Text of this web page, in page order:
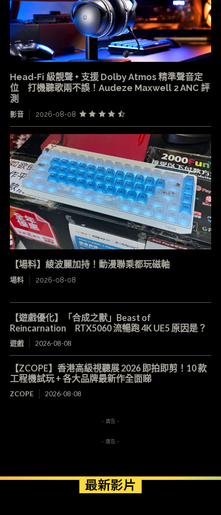
Head-Fi 級靚聲 + 支援 Dolby Atmos 精準聲音定
位 打機聽歌兩不誤！Audeze Maxwell 2 ANC 評
測
影音 2026-08-08
【場料】綾波麗加持！動漫聯乘都玩磁軸
場料 2026-08-08
【遊戲優化】「合成之獸」Beast of
Reincarnation RTX5060 流暢跑 4K UE5 原因是？
遊戲 2026-08-08
【ZCOPE】香港高級視聽展 2026 即拍即剪！10 款
工程機試玩 + 各大品牌最新作全面睇
ZCOPE 2026-08-08
- 廣告 -
- 廣告 -
最新影片